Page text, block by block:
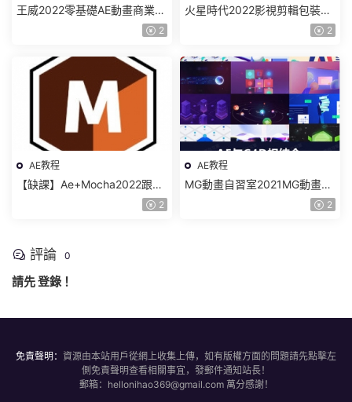
王威2022零基礎AE動畫商業實
訓班第1期【畫質高清隻有視 2
火星時代2022影視剪輯包裝設
計班【畫質高清有大部分素
2
AE教程
【缺課】Ae+Mocha2022跟蹤
合成系統教程【畫質不錯有大2
AE教程
MG動畫自習室2021MG動畫商
業案例進階教程AE+C4D【畫2
評論 0
請先登錄 ！
免責聲明： 資源由本站用戶從網上收集上傳，如有版權方面的問題請先點擊左
側免責聲明查看相關事宜，發郵件通知站長！
郵箱：hellonihao369@gmail.com 萬分感謝！